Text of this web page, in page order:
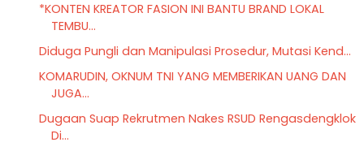
*KONTEN KREATOR FASION INI BANTU BRAND LOKAL
TEMBU...
Diduga Pungli dan Manipulasi Prosedur, Mutasi Kend...
KOMARUDIN, OKNUM TNI YANG MEMBERIKAN UANG DAN
JUGA...
Dugaan Suap Rekrutmen Nakes RSUD Rengasdengklok
Di...